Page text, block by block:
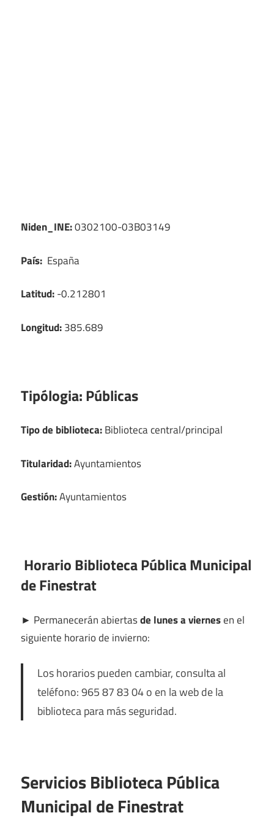
Niden_INE:0302100-03B03149
País: España
Latitud:-0.212801
Longitud:385.689
Tipólogia:Públicas
Tipo de biblioteca:Biblioteca central/principal
Titularidad:Ayuntamientos
Gestión:Ayuntamientos
Horario Biblioteca Pública Municipal
de Finestrat
► Permanecerán abiertasde lunes a viernesen el
siguiente horario de invierno:
Los horarios pueden cambiar, consulta al
teléfono: 965 87 83 04 o en la web de la
biblioteca para más seguridad.
Servicios Biblioteca Pública
Municipal de Finestrat